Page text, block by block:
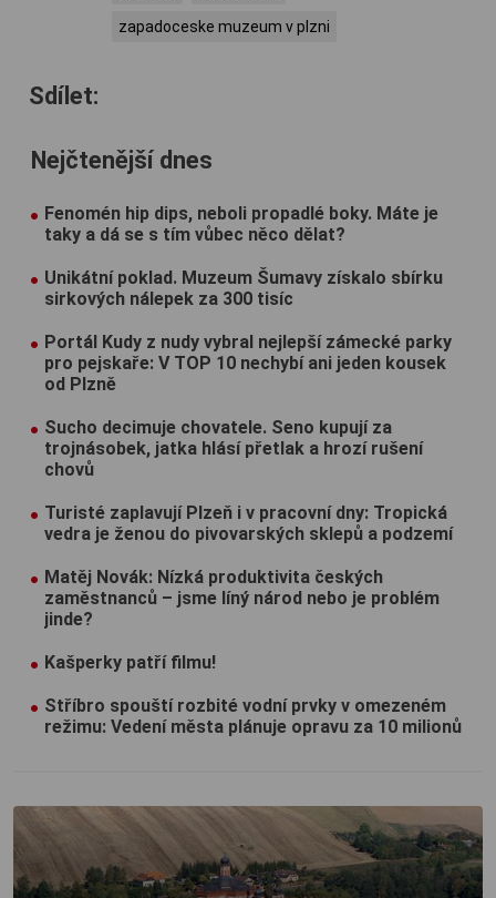
zapadoceske muzeum v plzni
Sdílet:
Nejčtenější dnes
Fenomén hip dips, neboli propadlé boky. Máte je
taky a dá se s tím vůbec něco dělat?
Unikátní poklad. Muzeum Šumavy získalo sbírku
sirkových nálepek za 300 tisíc
Portál Kudy z nudy vybral nejlepší zámecké parky
pro pejskaře: V TOP 10 nechybí ani jeden kousek
od Plzně
Sucho decimuje chovatele. Seno kupují za
trojnásobek, jatka hlásí přetlak a hrozí rušení
chovů
Turisté zaplavují Plzeň i v pracovní dny: Tropická
vedra je ženou do pivovarských sklepů a podzemí
Matěj Novák: Nízká produktivita českých
zaměstnanců – jsme líný národ nebo je problém
jinde?
Kašperky patří filmu!
Stříbro spouští rozbité vodní prvky v omezeném
režimu: Vedení města plánuje opravu za 10 milionů